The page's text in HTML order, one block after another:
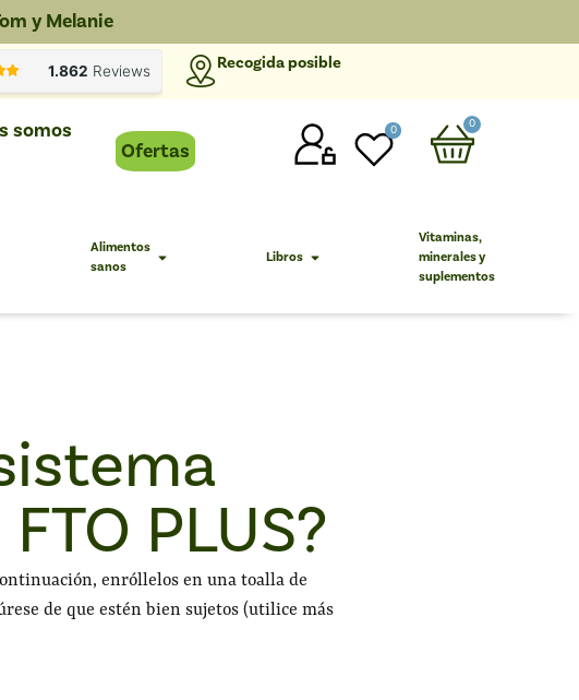
y Melanie
Recogida posible
somos
Ofertas
0 0
Alimentos
sanos
Libros
Vitaminas,
minerales y
suplementos
PLUS?
enróllelos en una toalla de
de que estén bien sujetos (utilice más